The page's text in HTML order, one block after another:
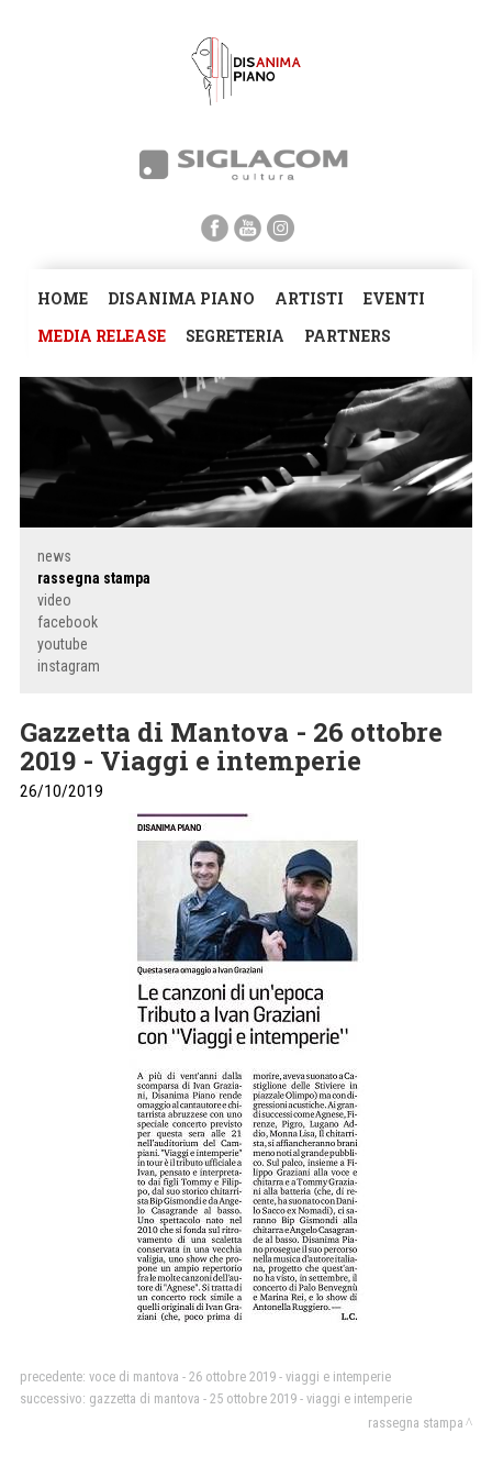
HOME DISANIMA PIANO ARTISTI
EVENTI
MEDIA RELEASE
SEGRETERIA PARTNERS
news
rassegna stampa
video
facebook
youtube
instagram
Gazzetta di Mantova - 26 ottobre
2019 - Viaggi e intemperie
26/10/2019
precedente: voce di mantova - 26 ottobre 2019 - viaggi e intemperie
successivo: gazzetta di mantova - 25 ottobre 2019 - viaggi e intemperie
rassegna stampa